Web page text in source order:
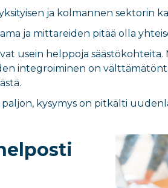
ja kolmannen sektorin
ja mittareiden pitää olla
usein helppoja säästökohteita.
integroiminen on
kysymys on pitkälti